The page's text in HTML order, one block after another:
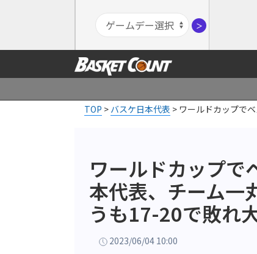
＞
TOP > バスケ日本代表 > ワールドカップで
ワールドカップ
本代表、チーム一
うも17-20で敗れ
2023/06/04 10:00